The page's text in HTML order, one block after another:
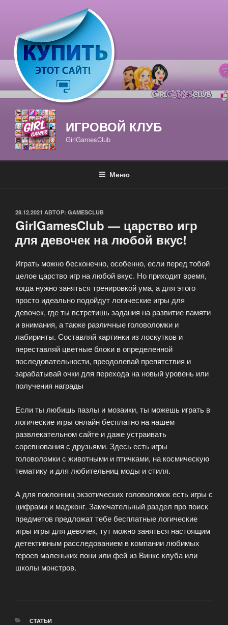
содержимому
ИГРОВОЙ КЛУБ
GirlGamesClub
Меню
ОПУБЛИКОВАНО
28.12.2021 АВТОР: GAMESCLUB
GirlGamesClub — царство игр
для девочек на любой вкус!
Играть можно бесконечно, особенно, если перед тобой
целое царство игр на любой вкус. Но приходит время,
когда нужно заняться тренировкой ума, а для этого
просто идеально подойдут логические игры для
девочек, где ты встретишь задания на развитие памяти
и внимания, а также различные головоломки и
лабиринты. Составляй картинки из лоскутков и
переставляй цветные блоки в определенной
последовательности, преодолевай препятствия и
зарабатывай очки для перехода на новый уровень или
получения награды
Если ты любишь пазлы и мозаики, ты можешь играть в
логические игры онлайн бесплатно на нашем
развлекательном сайте и даже устраивать
соревнования с друзьями. Здесь есть игры
головоломки с животными и птичками, на космическую
тематику и для любительниц моды и стиля.
А для поклонниц экзотических головоломок есть игры с
цифрами и маджонг. Замечательный раздел про поиск
предметов предложат тебе бесплатные логические
игры игры для девочек, тут можно заняться настоящим
детективным расследованием в компании любимых
героев маленьких пони или фей из Винкс клуба или
школы монстров.
РУБРИКИ
СТАТЬИ